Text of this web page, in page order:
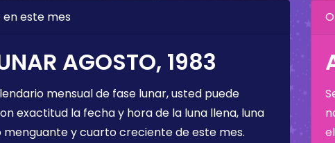
en este mes
AGOSTO, 1983
mensual de fase lunar, usted puede
exactitud la fecha y hora de la luna llena, luna
menguante y cuarto creciente de este mes.